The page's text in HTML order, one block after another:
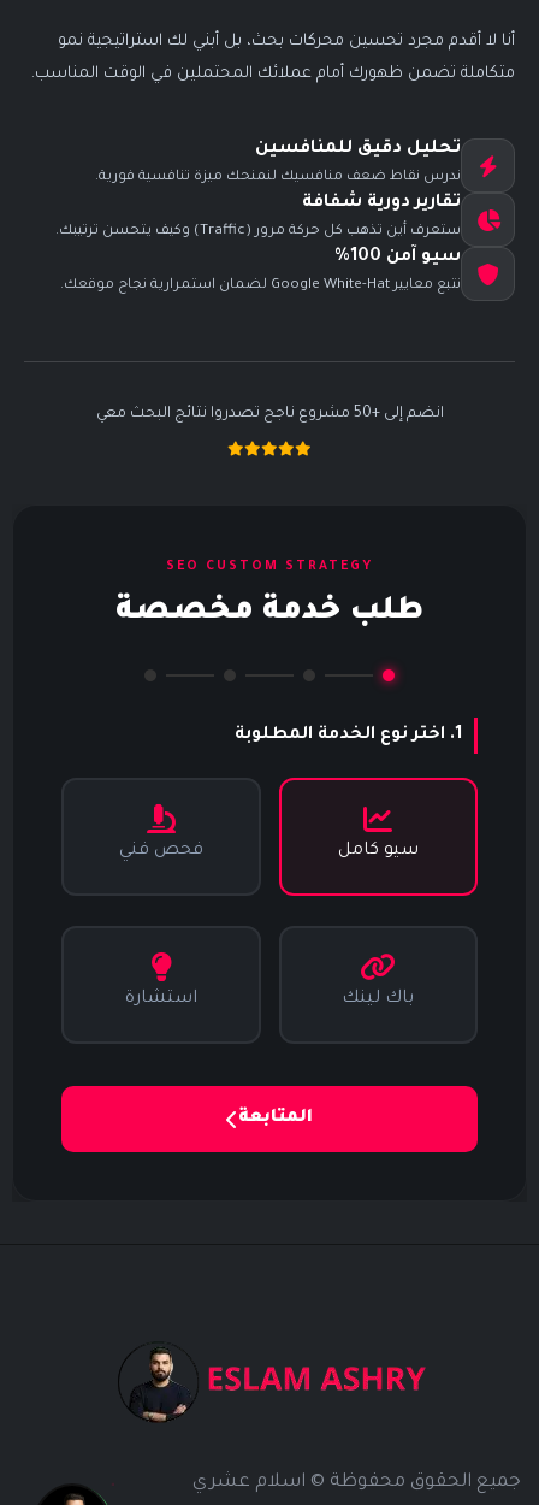
أنا لا أقدم مجرد تحسين محركات بحث، بل أبني لك استراتيجية نمو
متكاملة تضمن ظهورك أمام عملائك المحتملين في الوقت المناسب.
تحليل دقيق للمنافسين
ندرس نقاط ضعف منافسيك لنمنحك ميزة تنافسية فورية.
تقارير دورية شفافة
ستعرف أين تذهب كل حركة مرور (Traffic) وكيف يتحسن ترتيبك.
سيو آمن 100%
نتبع معايير Google White-Hat لضمان استمرارية نجاح موقعك.
انضم إلى +50 مشروع ناجح تصدروا نتائج البحث معي
SEO CUSTOM STRATEGY
طلب خدمة مخصصة
1. اختر نوع الخدمة المطلوبة
سيو كامل فحص فني
باك لينك استشارة
المتابعة
جميع الحقوق محفوظة © اسلام عشري